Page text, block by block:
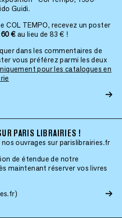
Guidi.
COL TEMPO, recevez un poster
€ au lieu de 83 € !
dans les commentaires de
vous préférez parmi les deux
pour les catalogues en
PARIS LIBRAIRIES !
ouvrages sur parislibrairies.fr
de étendue de notre
maintenant réserver vos livres